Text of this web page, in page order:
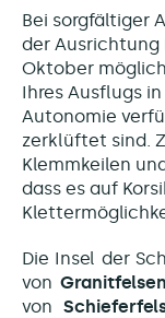
Bei sorgfältiger
der Ausrichtung
Oktober
Ihres Ausflugs
Autonomie
zerklüftet sind.
Klemmkeilen
dass es auf
Die Insel der
vonGranitfelsen
von